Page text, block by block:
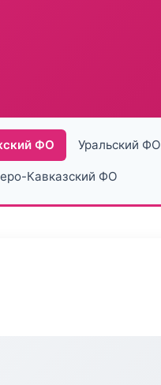
ФО Уральский ФО
Кавказский ФО